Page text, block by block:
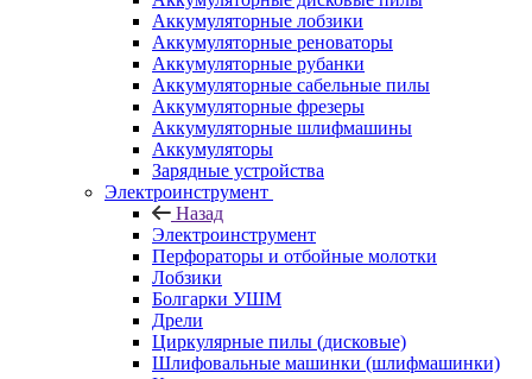
Аккумуляторные лобзики
Аккумуляторные реноваторы
Аккумуляторные рубанки
Аккумуляторные сабельные пилы
Аккумуляторные фрезеры
Аккумуляторные шлифмашины
Аккумуляторы
Зарядные устройства
Электроинструмент
Назад
Электроинструмент
Перфораторы и отбойные молотки
Лобзики
Болгарки УШМ
Дрели
Циркулярные пилы (дисковые)
Шлифовальные машинки (шлифмашинки)